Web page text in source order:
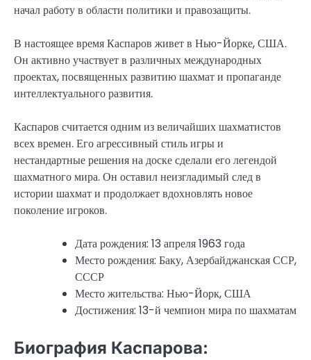
начал работу в области политики и правозащиты.
В настоящее время Каспаров живет в Нью-Йорке, США.
Он активно участвует в различных международных
проектах, посвященных развитию шахмат и пропаганде
интеллектуального развития.
Каспаров считается одним из величайших шахматистов
всех времен. Его агрессивный стиль игры и
нестандартные решения на доске сделали его легендой
шахматного мира. Он оставил неизгладимый след в
истории шахмат и продолжает вдохновлять новое
поколение игроков.
Дата рождения: 13 апреля 1963 года
Место рождения: Баку, Азербайджанская ССР,
СССР
Место жительства: Нью-Йорк, США
Достижения: 13-й чемпион мира по шахматам
Биография Каспарова: